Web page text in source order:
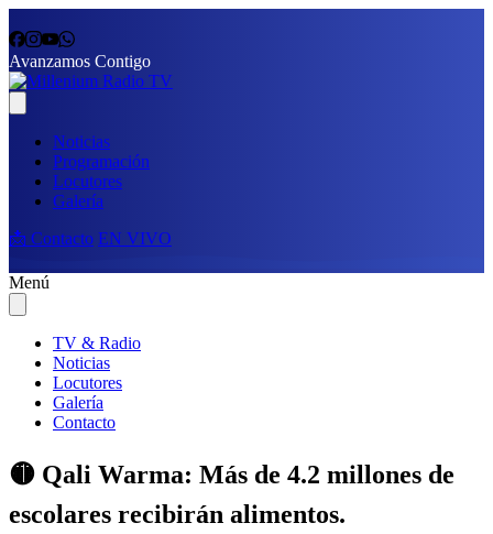
Avanzamos Contigo
Noticias
Programación
Locutores
Galería
📩 Contacto EN VIVO
Menú
TV & Radio
Noticias
Locutores
Galería
Contacto
🟡 Qali Warma: Más de 4.2 millones de
escolares recibirán alimentos.